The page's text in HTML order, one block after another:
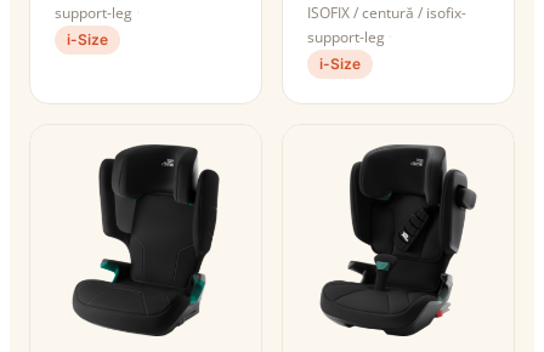
support-leg
i-Size
ISOFIX / centură / isofix-
support-leg
i-Size